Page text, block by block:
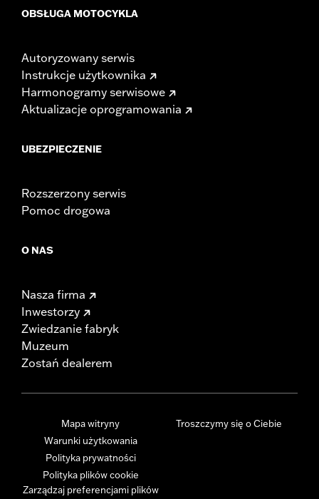
OBSŁUGA MOTOCYKLA
Autoryzowany serwis
Instrukcje użytkownika
Harmonogramy serwisowe
Aktualizacje oprogramowania
UBEZPIECZENIE
Rozszerzony serwis
Pomoc drogowa
O NAS
Nasza firma
Inwestorzy
Zwiedzanie fabryk
Muzeum
Zostań dealerem
Mapa witryny
Warunki użytkowania
Polityka prywatności
Polityka plików cookie
Zarządzaj preferencjami plików
Troszczymy się o Ciebie